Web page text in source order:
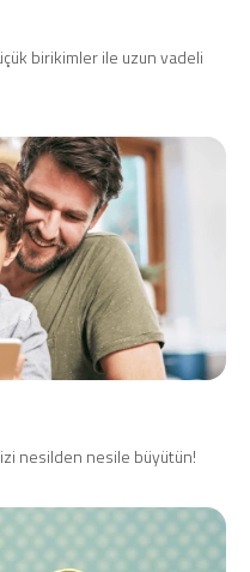
birikimler ile uzun vadeli
nesilden nesile büyütün!